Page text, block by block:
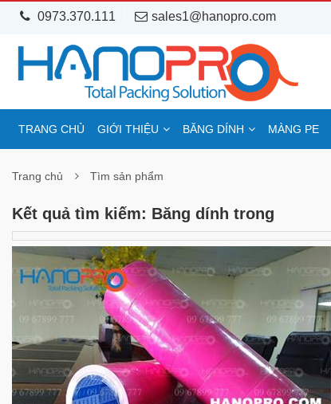
0973.370.111 sales1@hanopro.com
TRANG CHỦ GIỚI THIỆU BĂNG DÍNH MÀNG PE
Trang chủ Tìm sản phẩm
Kết quả tìm kiếm: Băng dính trong